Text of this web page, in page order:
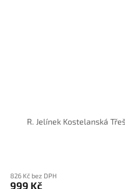
R. Jelínek Kostelanská
826 Kč bez DPH
999 Kč